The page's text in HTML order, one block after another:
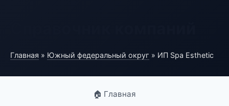
Главная » Южный федеральный округ » ИП Spa Esthetic
🏠 Главная